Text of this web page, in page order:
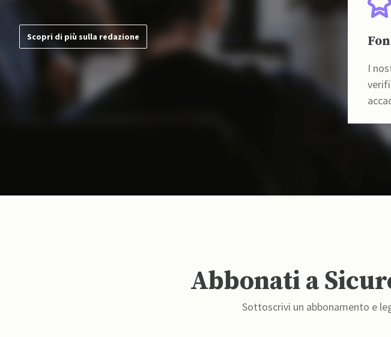
Scopri di più sulla redazione
I
Abbonati a
Sottoscrivi un abbonamento e